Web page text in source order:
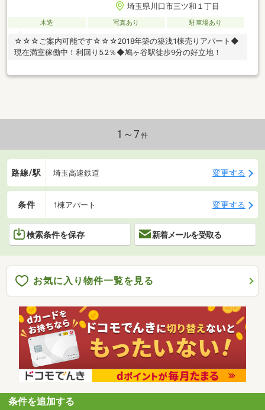
埼玉県川口市三ツ和１丁目
木造 写真あり 駐車場あり
☆☆☆ご案内可能です☆☆☆2018年築の築浅1棟売りアパート◆
現在満室稼働中！利回り5.2％◆鳩ヶ谷駅徒歩9分の好立地！
1～7 件
路線/駅 埼玉高速鉄道 変更する
条件 1棟アパート 変更する
検索条件を保存 新着メールを受取る
お気に入り物件一覧を見る
条件を追加する